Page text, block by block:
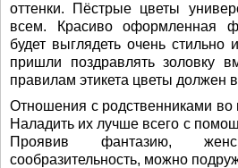
оттенки. Пёстрые цветы
всем. Красиво оформленная
будет выглядеть очень
пришли поздравлять золовку
правилам этикета цветы должен
Отношения с родственниками во
Наладить их лучше всего с
Проявив фантазию,
сообразительность, можно